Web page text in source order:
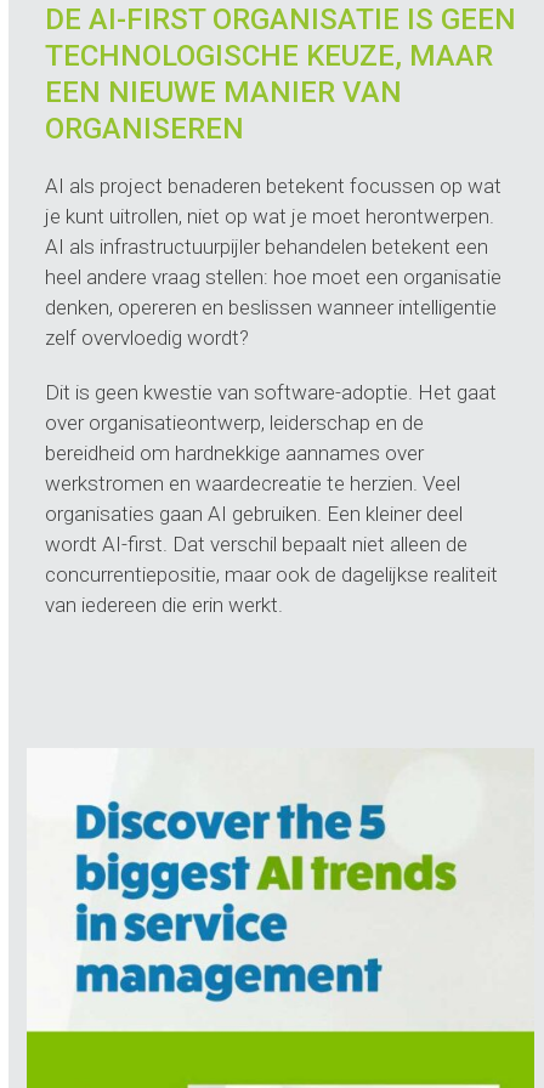
DE AI-FIRST ORGANISATIE IS GEEN
TECHNOLOGISCHE KEUZE, MAAR
EEN NIEUWE MANIER VAN
ORGANISEREN
AI als project benaderen betekent focussen op wat
je kunt uitrollen, niet op wat je moet herontwerpen.
AI als infrastructuurpijler behandelen betekent een
heel andere vraag stellen: hoe moet een organisatie
denken, opereren en beslissen wanneer intelligentie
zelf overvloedig wordt?
Dit is geen kwestie van software-adoptie. Het gaat
over organisatieontwerp, leiderschap en de
bereidheid om hardnekkige aannames over
werkstromen en waardecreatie te herzien. Veel
organisaties gaan AI gebruiken. Een kleiner deel
wordt AI-first. Dat verschil bepaalt niet alleen de
concurrentiepositie, maar ook de dagelijkse realiteit
van iedereen die erin werkt.